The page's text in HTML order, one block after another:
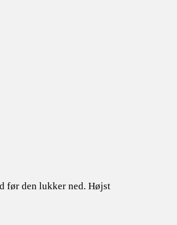
før den lukker ned. Højst